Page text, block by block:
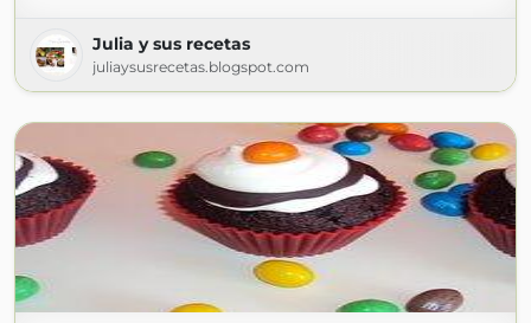
Julia y sus recetas
juliaysusrecetas.blogspot.com